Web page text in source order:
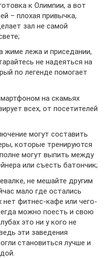
к Олимпии, а вот
– плохая привычка,
зал не самой
жиме лежа и приседании,
не надеяться на
по легенде помогает
на скамьях
всех, от посетителей
могут составить
которые тренируются
могут выпить между
или съесть батончик;
не мешайте другим
мало где остались
нет фитнес-кафе или чего-
можно поесть и свою
это ни у кого не
эти заведения
становиться лучше и